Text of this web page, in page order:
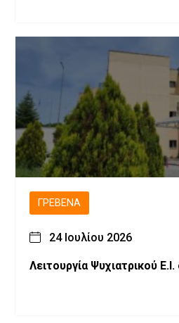
ΓΡΕΒΕΝΆ
24 Ιουλίου 2026
Λειτουργία Ψυχιατρικού